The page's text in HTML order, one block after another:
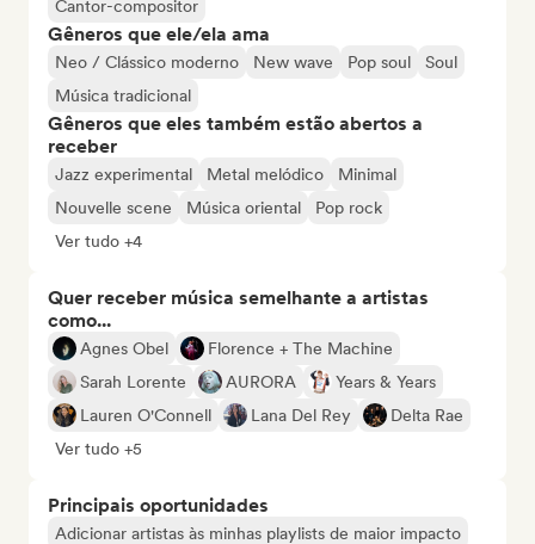
Cantor-compositor
Gêneros que ele/ela ama
Neo / Clássico moderno New wave Pop soul
Soul
Música tradicional
Gêneros que eles também estão abertos a
receber
Jazz experimental Metal melódico
Minimal
Nouvelle scene
Música oriental
Pop rock
Ver tudo +4
Quer receber música semelhante a artistas
como...
Agnes Obel
Florence + The Machine
Sarah Lorente
AURORA
Years & Years
Lauren O'Connell
Lana Del Rey
Delta Rae
Ver tudo +5
Principais oportunidades
Adicionar artistas às minhas playlists de maior impacto